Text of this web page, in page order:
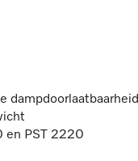
dampdoorlaatbaarheid
en PST 2220